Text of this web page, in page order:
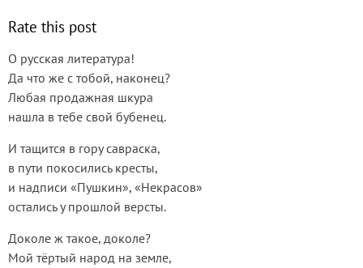
Rate this post
О русская литература!
Да что же с тобой, наконец?
Любая продажная шкура
нашла в тебе свой бубенец.
И тащится в гору савраска,
в пути покосились кресты,
и надписи «Пушкин», «Некрасов»
остались у прошлой версты.
Доколе ж такое, доколе?
Мой тёртый народ на земле,